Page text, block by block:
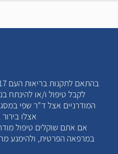
לקבל טיפול ו/או להינתח
המודרניים אצל ד"ר שפי
אצלו
אם אתם שוקלים טיפול
במרפאה הפרטית, ולהימנע מחובת